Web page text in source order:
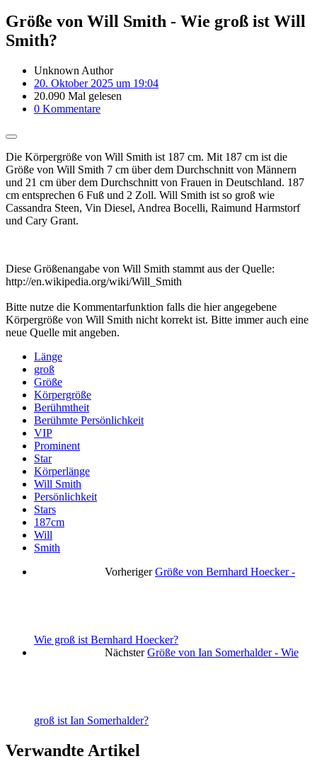
Größe von Will Smith - Wie groß ist Will
Smith?
Unknown Author
20. Oktober 2025 um 19:04
20.090 Mal gelesen
0 Kommentare
Die Körpergröße von Will Smith ist 187 cm. Mit 187 cm ist die
Größe von Will Smith 7 cm über dem Durchschnitt von Männern
und 21 cm über dem Durchschnitt von Frauen in Deutschland. 187
cm entsprechen 6 Fuß und 2 Zoll. Will Smith ist so groß wie
Cassandra Steen, Vin Diesel, Andrea Bocelli, Raimund Harmstorf
und Cary Grant.
Diese Größenangabe von Will Smith stammt aus der Quelle:
http://en.wikipedia.org/wiki/Will_Smith
Bitte nutze die Kommentarfunktion falls die hier angegebene
Körpergröße von Will Smith nicht korrekt ist. Bitte immer auch eine
neue Quelle mit angeben.
Länge
groß
Größe
Körpergröße
Berühmtheit
Berühmte Persönlichkeit
VIP
Prominent
Star
Körperlänge
Will Smith
Persönlichkeit
Stars
187cm
Will
Smith
Vorheriger Größe von Bernhard Hoecker -
Wie groß ist Bernhard Hoecker?
Nächster Größe von Ian Somerhalder - Wie
groß ist Ian Somerhalder?
Verwandte Artikel